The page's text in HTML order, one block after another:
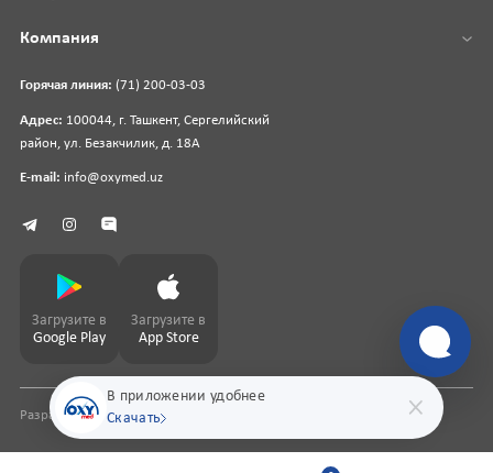
В приложении удобнее
Скачать
Горячая линия: (71) 200-03-03
Адрес: 100044, г. Ташкент, Сергелийский
район, ул. Безакчилик, д. 18А
E-mail: info@oxymed.uz
Компания
Загрузите в
Google Play
Загрузите в
App Store
Разработка сайтаpharmit.uz